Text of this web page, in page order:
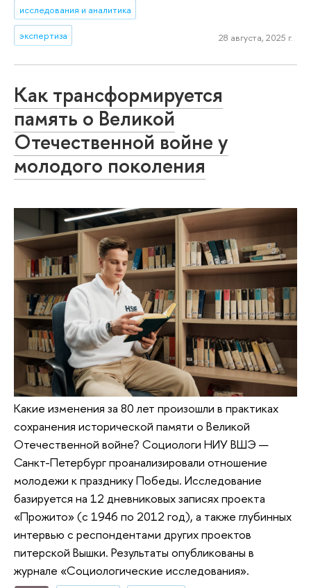
исследования и аналитика
экспертиза 28 августа, 2025 г.
Как трансформируется
память о Великой
Отечественной войне у
молодого поколения
Какие изменения за 80 лет произошли в практиках
сохранения исторической памяти о Великой
Отечественной войне? Социологи НИУ ВШЭ —
Санкт-Петербург проанализировали отношение
молодежи к празднику Победы. Исследование
базируется на 12 дневниковых записях проекта
«Прожито» (с 1946 по 2012 год), а также глубинных
интервью с респондентами других проектов
питерской Вышки. Результаты опубликованы в
журнале «Социологические исследования».